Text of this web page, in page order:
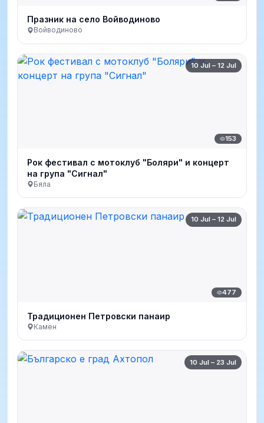
Празник на село Войводиново
Войводиново
10 Jul – 12 Jul
153
Рок фестивал с мотоклуб "Боляри" и концерт
на група "Сигнал"
Бяла
10 Jul – 12 Jul
477
Традиционен Петровски панаир
Камен
10 Jul – 23 Jul